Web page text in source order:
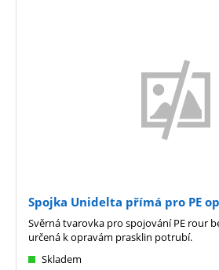
Spojka Unidelta přímá pro PE
Skladem
Svěrná tvarovka pro spojování PE rour
určená k opravám prasklin potrubí.